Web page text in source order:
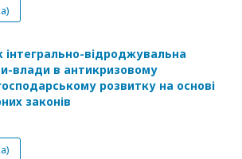
відроджувальна
влади в антикризовому
розвитку на основі
законів